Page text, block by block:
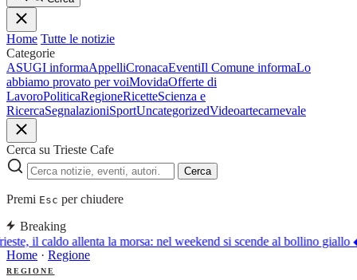
Home Tutte le notizie
Categorie
ASUGI informaAppelliCronacaEventiIl Comune informaLo
abbiamo provato per voiMovidaOfferte di
LavoroPoliticaRegioneRicetteScienza e
RicercaSegnalazioniSportUncategorizedVideoartecarnevale
Cerca su Trieste Cafe
Cerca
Premi Esc per chiudere
Breaking
il caldo allenta la morsa: nel weekend si scende al bollino giallo
Home · Regione
REGIONE